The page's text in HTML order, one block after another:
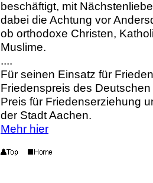
beschäftigt, mit
dabei die Achtung vor
ob orthodoxe Christen,
Muslime.
....
Für seinen Einsatz für
Friedenspreis des
Preis für Friedenserziehung
der Stadt Aachen.
Mehr hier